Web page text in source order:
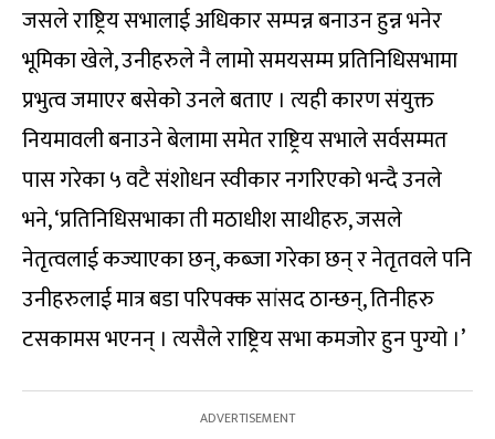
जसले राष्ट्रिय सभालाई अधिकार सम्पन्न बनाउन हुन्न भनेर
भूमिका खेले, उनीहरुले नै लामो समयसम्म प्रतिनिधिसभामा
प्रभुत्व जमाएर बसेको उनले बताए । त्यही कारण संयुक्त
नियमावली बनाउने बेलामा समेत राष्ट्रिय सभाले सर्वसम्मत
पास गरेका ५ वटै संशोधन स्वीकार नगरिएको भन्दै उनले
भने, ‘प्रतिनिधिसभाका ती मठाधीश साथीहरु, जसले
नेतृत्वलाई कज्याएका छन्, कब्जा गरेका छन् र नेतृतवले पनि
उनीहरुलाई मात्र बडा परिपक्क सांसद ठान्छन्, तिनीहरु
टसकामस भएनन् । त्यसैले राष्ट्रिय सभा कमजोर हुन पुग्यो ।’